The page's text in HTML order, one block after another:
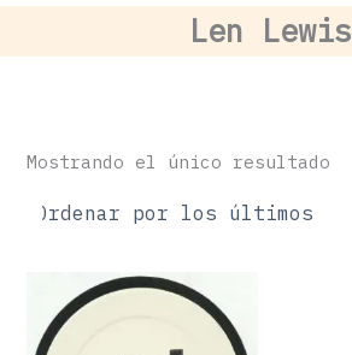
Len Lewis
Mostrando el único resultado